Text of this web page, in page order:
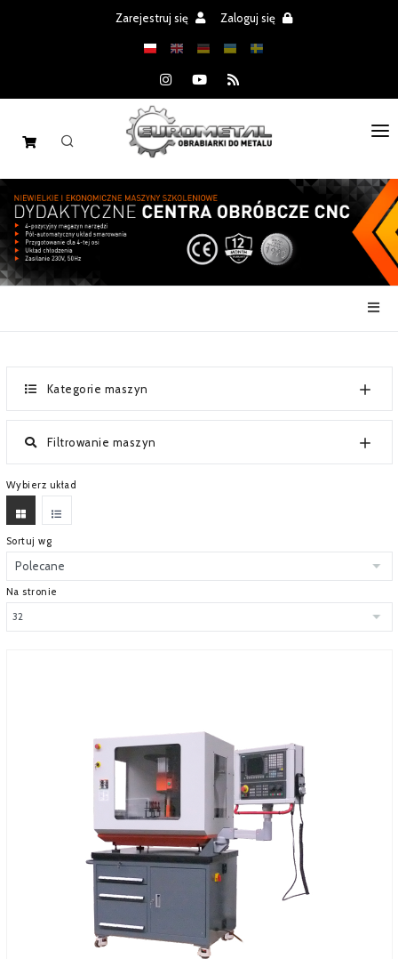
Zarejestruj się Zaloguj się
MASZYNY
CZĘŚCI
SERWIS
FINANSOWANIE
KATALOGI
O FIRMIE
FAQ
Kategorie maszyn
Filtrowanie maszyn
Wybierz układ
Sortuj wg
Na stronie